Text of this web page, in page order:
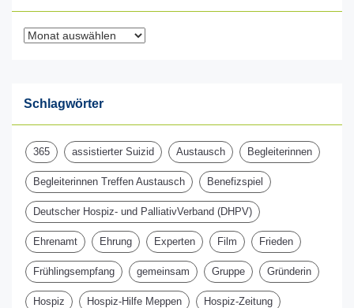
Archiv
Schlagwörter
365 assistierter Suizid Austausch Begleiterinnen
Begleiterinnen Treffen Austausch Benefizspiel
Deutscher Hospiz- und PalliativVerband (DHPV)
Ehrenamt Ehrung Experten Film Frieden
Frühlingsempfang gemeinsam Gruppe Gründerin
Hospiz Hospiz-Hilfe Meppen Hospiz-Zeitung